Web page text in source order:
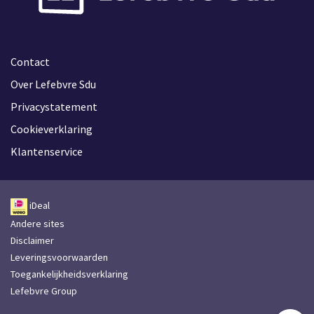
Contact
Over Lefebvre Sdu
Privacystatement
Cookieverklaring
Klantenservice
iDeal
Andere sites
Disclaimer
Leveringsvoorwaarden
Toegankelijkheidsverklaring
Lefebvre Group